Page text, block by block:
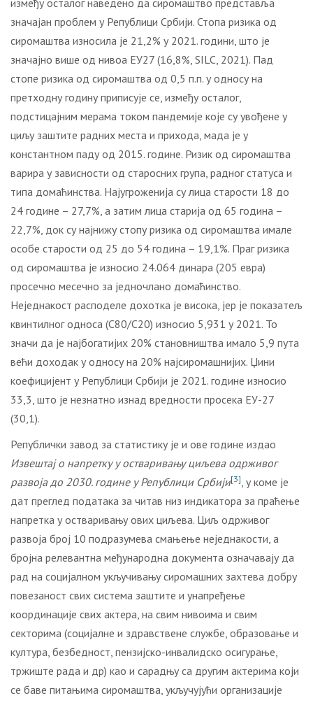
између осталог наведено да сиромаштво представља
значајан проблем у Републици Србији. Стопа ризика од
сиромаштва износила је 21,2% у 2021. години, што је
значајно више од нивоа ЕУ27 (16,8%, SILC, 2021). Пад
стопе ризика од сиромаштва од 0,5 п.п. у односу на
претходну годину приписује се, између осталог,
подстицајним мерама током пандемије које су увођене у
циљу заштите радних места и прихода, мада је у
константном паду од 2015. године. Ризик од сиромаштва
варира у зависности од старосних група, радног статуса и
типа домаћинства. Најугроженија су лица старости 18 до
24 године – 27,7%, а затим лица старија од 65 година –
22,7%, док су најнижу стопу ризика од сиромаштва имале
особе старости од 25 до 54 година – 19,1%. Праг ризика
од сиромаштва је износио 24.064 динара (205 евра)
просечно месечно за једночлано домаћинство.
Неједнакост расподеле дохотка је висока, јер је показатељ
квинтилног односа (С80/С20) износио 5,931 у 2021. То
значи да је најбогатијих 20% становништва имало 5,9 пута
већи доходак у односу на 20% најсиромашнијих. Џини
коефицијент у Републици Србији је 2021. године износио
33,3, што је незнатно изнад вредности просека ЕУ-27
(30,1).
Републички завод за статистику је и ове године издао
Извештај о напретку у остваривању циљева одрживог
развоја до 2030. године у Републици Србији[3], у коме је
дат преглед података за читав низ индикатора за праћење
напретка у остваривању ових циљева. Циљ одрживог
развоја број 10 подразумева смањење неједнакости, а
бројна релевантна међународна документа означавају да
рад на социјалном укључивању сиромашних захтева добру
повезаност свих система заштите и унапређење
координације свих актера, на свим нивоима и свим
секторима (социјалне и здравствене службе, образовање и
култура, безбедност, пензијско-инвалидско осигурање,
тржиште рада и др) као и сарадњу са другим актерима који
се баве питањима сиромаштва, укључујући организације